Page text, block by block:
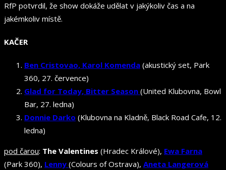
RfP potvrdil, že show dokáže udělat v jakýkoliv čas a na
jakémkoliv místě.
KAČER
Ben Cristovao, Karol Komenda (akustický set, Park
360, 27. července)
Glad for Today, Bitter Season (United Klubovna, Bowl
Bar, 27. ledna)
Donnie Darko (Klubovna na Kladně, Black Road Cafe, 12.
ledna)
pod čarou: The Valentines (Hradec Králové), Ewa Farna
(Park 360), Lenny (Colours of Ostrava), Aneta Langerová